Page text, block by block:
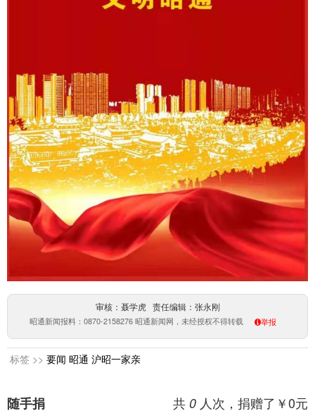
审核：聂学虎 责任编辑：张永刚
昭通新闻报料：0870-2158276 昭通新闻网，未经授权不得转载 举报
标签 >> 要闻 昭通 沪昭一家亲
共 0 人次，捐赠了￥0元
随手捐